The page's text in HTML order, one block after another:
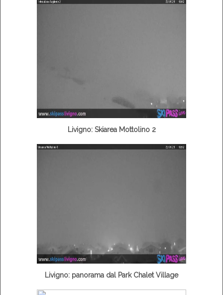
Livigno: Skiarea Mottolino 2
Livigno: panorama dal Park Chalet Village